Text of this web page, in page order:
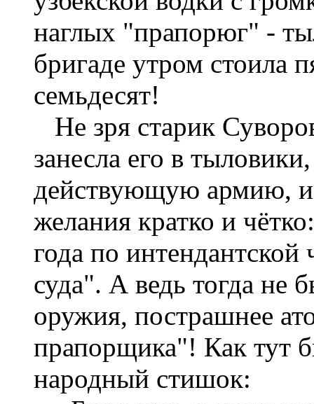
наглых "прапорюг" -
бригаде утром стоила
семьдесят!
Не зря старик
занесла его в
действующую армию,
желания кратко и
года по интендантской
суда". А ведь тогда не
оружия, пострашнее
прапорщика"! Как тут
народный стишок: